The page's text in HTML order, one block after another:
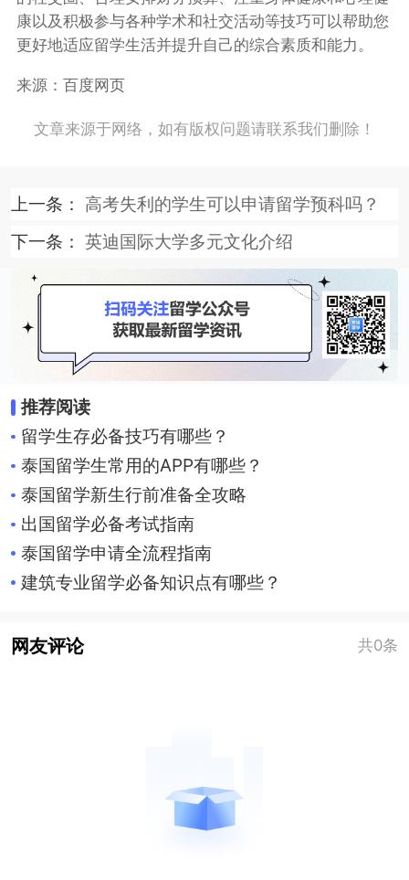
康以及积极参与各种学术和社交活动等技巧可以帮助您
更好地适应留学生活并提升自己的综合素质和能力。
来源：百度网页
文章来源于网络，如有版权问题请联系我们删除！
上一条： 高考失利的学生可以申请留学预科吗？
下一条： 英迪国际大学多元文化介绍
推荐阅读
留学生存必备技巧有哪些？
泰国留学生常用的APP有哪些？
泰国留学新生行前准备全攻略
出国留学必备考试指南
泰国留学申请全流程指南
建筑专业留学必备知识点有哪些？
网友评论 共0条